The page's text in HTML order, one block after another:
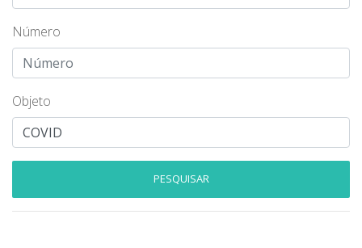
Número
Objeto
PESQUISAR